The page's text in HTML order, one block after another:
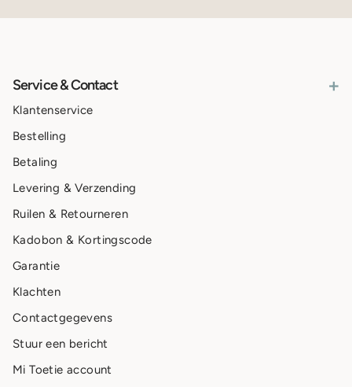
Service & Contact +
Klantenservice
Bestelling
Betaling
Levering & Verzending
Ruilen & Retourneren
Kadobon & Kortingscode
Garantie
Klachten
Contactgegevens
Stuur een bericht
Mi Toetie account